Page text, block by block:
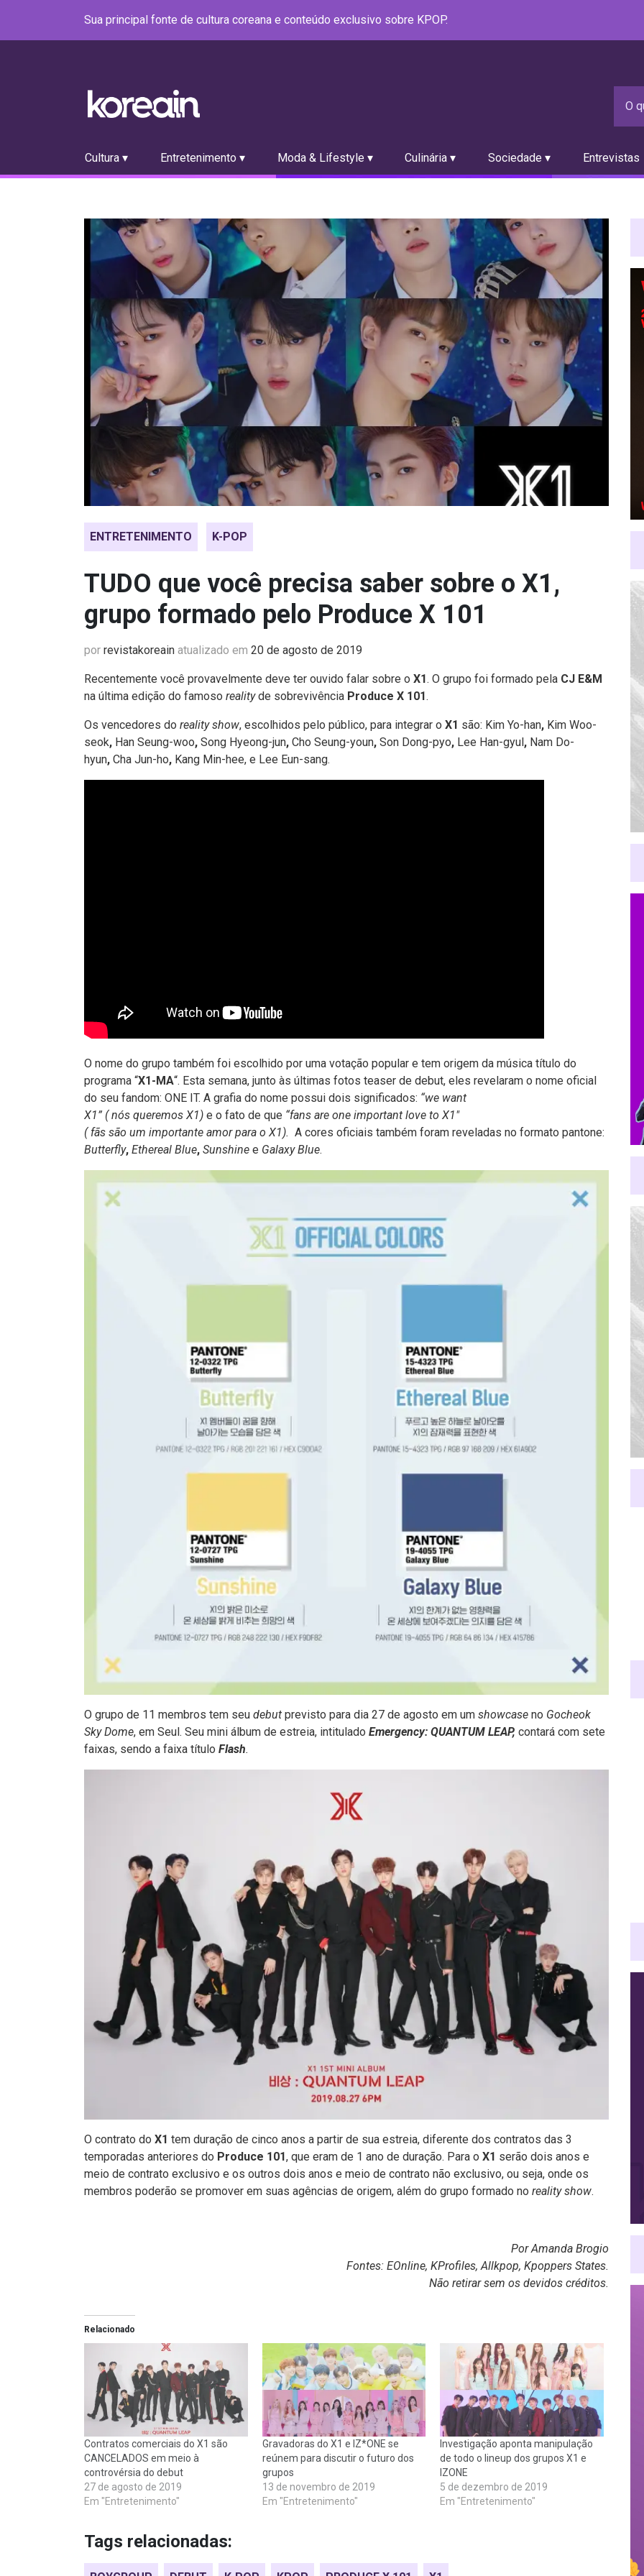
Sua principal fonte de cultura coreana e conteúdo exclusivo sobre KPOP.
Cultura ▾ Entretenimento ▾ Moda & Lifestyle ▾ Culinária ▾ Sociedade ▾ Entrevistas
ENTRETENIMENTO K-POP
TUDO que você precisa saber sobre o X1,
grupo formado pelo Produce X 101
por revistakoreain atualizado em 20 de agosto de 2019
Recentemente você provavelmente deve ter ouvido falar sobre o X1. O grupo foi formado pela CJ E&M
na última edição do famoso realityde sobrevivência Produce X 101.
Os vencedores do reality show, escolhidos pelo público, para integrar o X1 são: Kim Yo-han, Kim Woo-
seok, Han Seung-woo, Song Hyeong-jun, Cho Seung-youn, Son Dong-pyo, Lee Han-gyul, Nam Do-
hyun, Cha Jun-ho, Kang Min-hee, e Lee Eun-sang.
O nome do grupo também foi escolhido por uma votação popular e tem origem da música título do
programa “X1-MA“. Esta semana, junto às últimas fotos teaser de debut, eles revelaram o nome oficial
do seu fandom: ONE IT. A grafia do nome possui dois significados: “we want
X1” ( nós queremos X1) e o fato de que “fans are one important love to X1″
( fãs são um importante amor para o X1). A cores oficiais também foram reveladas no formato pantone:
Butterfly, Ethereal Blue, Sunshine e Galaxy Blue.
O grupo de 11 membros tem seu debut previsto para dia 27 de agosto em um showcase no Gocheok
Sky Dome, em Seul. Seu mini álbum de estreia, intitulado Emergency: QUANTUM LEAP, contará com sete
faixas, sendo a faixa título Flash.
O contrato do X1 tem duração de cinco anos a partir de sua estreia, diferente dos contratos das 3
temporadas anteriores do Produce 101, que eram de 1 ano de duração. Para o X1 serão dois anos e
meio de contrato exclusivo e os outros dois anos e meio de contrato não exclusivo, ou seja, onde os
membros poderão se promover em suas agências de origem, além do grupo formado no reality show.
Por Amanda Brogio
Fontes: EOnline, KProfiles, Allkpop, Kpoppers States.
Não retirar sem os devidos créditos.
Relacionado
Contratos comerciais do X1 são
CANCELADOS em meio à
controvérsia do debut
27 de agosto de 2019
Em "Entretenimento"
Gravadoras do X1 e IZ*ONE se
reúnem para discutir o futuro dos
grupos
13 de novembro de 2019
Em "Entretenimento"
Investigação aponta manipulação
de todo o lineup dos grupos X1 e
IZONE
5 de dezembro de 2019
Em "Entretenimento"
Tags relacionadas: